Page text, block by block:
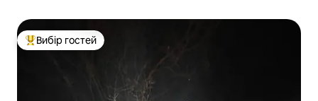
Топ вибір гостей
Вибір гостей